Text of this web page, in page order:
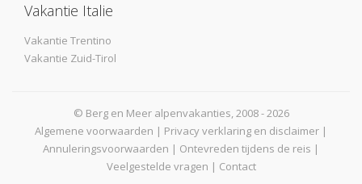
Vakantie Italie
Vakantie Trentino
Vakantie Zuid-Tirol
© Berg en Meer alpenvakanties, 2008 - 2026
Algemene voorwaarden | Privacy verklaring en disclaimer |
Annuleringsvoorwaarden | Ontevreden tijdens de reis |
Veelgestelde vragen | Contact